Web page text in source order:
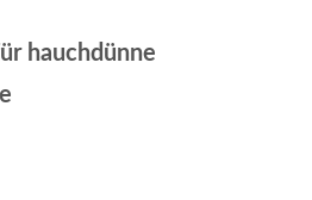
hauchdünne